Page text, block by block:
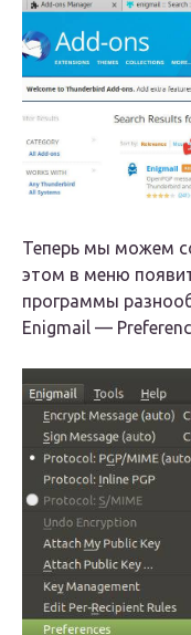
Теперь мы можем
этом в меню
программы
Enigmail —